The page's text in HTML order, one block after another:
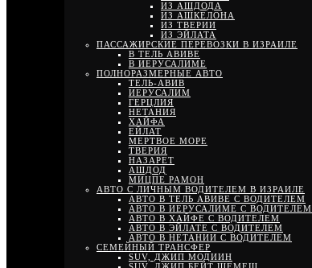
ИЗ АШДОДА
ИЗ АШКЕЛОНА
ИЗ ТВЕРИИ
ИЗ ЭЙЛАТА
ПАССАЖИРСКИЕ ПЕРЕВОЗКИ В ИЗРАИЛЕ
В ТЕЛЬ АВИВЕ
В ИЕРУСАЛИМЕ
ПОЛНОРАЗМЕРНЫЕ АВТО
ТЕЛЬ-АВИВ
ИЕРУСАЛИМ
ГЕРЦЛИЯ
НЕТАНИЯ
ХАЙФА
ЕЙЛАТ
МЕРТВОЕ МОРЕ
ТВЕРИЯ
НАЗАРЕТ
АШДОД
МИЦПЕ РАМОН
АВТО С ЛИЧНЫМ ВОДИТЕЛЕМ В ИЗРАИЛЕ
АВТО В ТЕЛЬ АВИВЕ С ВОДИТЕЛЕМ
АВТО В ИЕРУСАЛИМЕ С ВОДИТЕЛЕМ
АВТО В ХАЙФЕ С ВОДИТЕЛЕМ
АВТО В ЭЙЛАТЕ С ВОДИТЕЛЕМ
АВТО В НЕТАНИИ С ВОДИТЕЛЕМ
СЕМЕЙНЫЙ ТРАНСФЕР
SUV, ДЖИП МОДИИН